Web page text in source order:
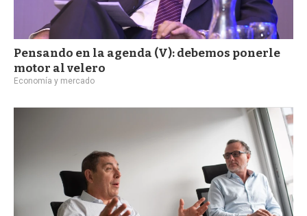
Pensando en la agenda (V): debemos ponerle
motor al velero
Economía y mercado